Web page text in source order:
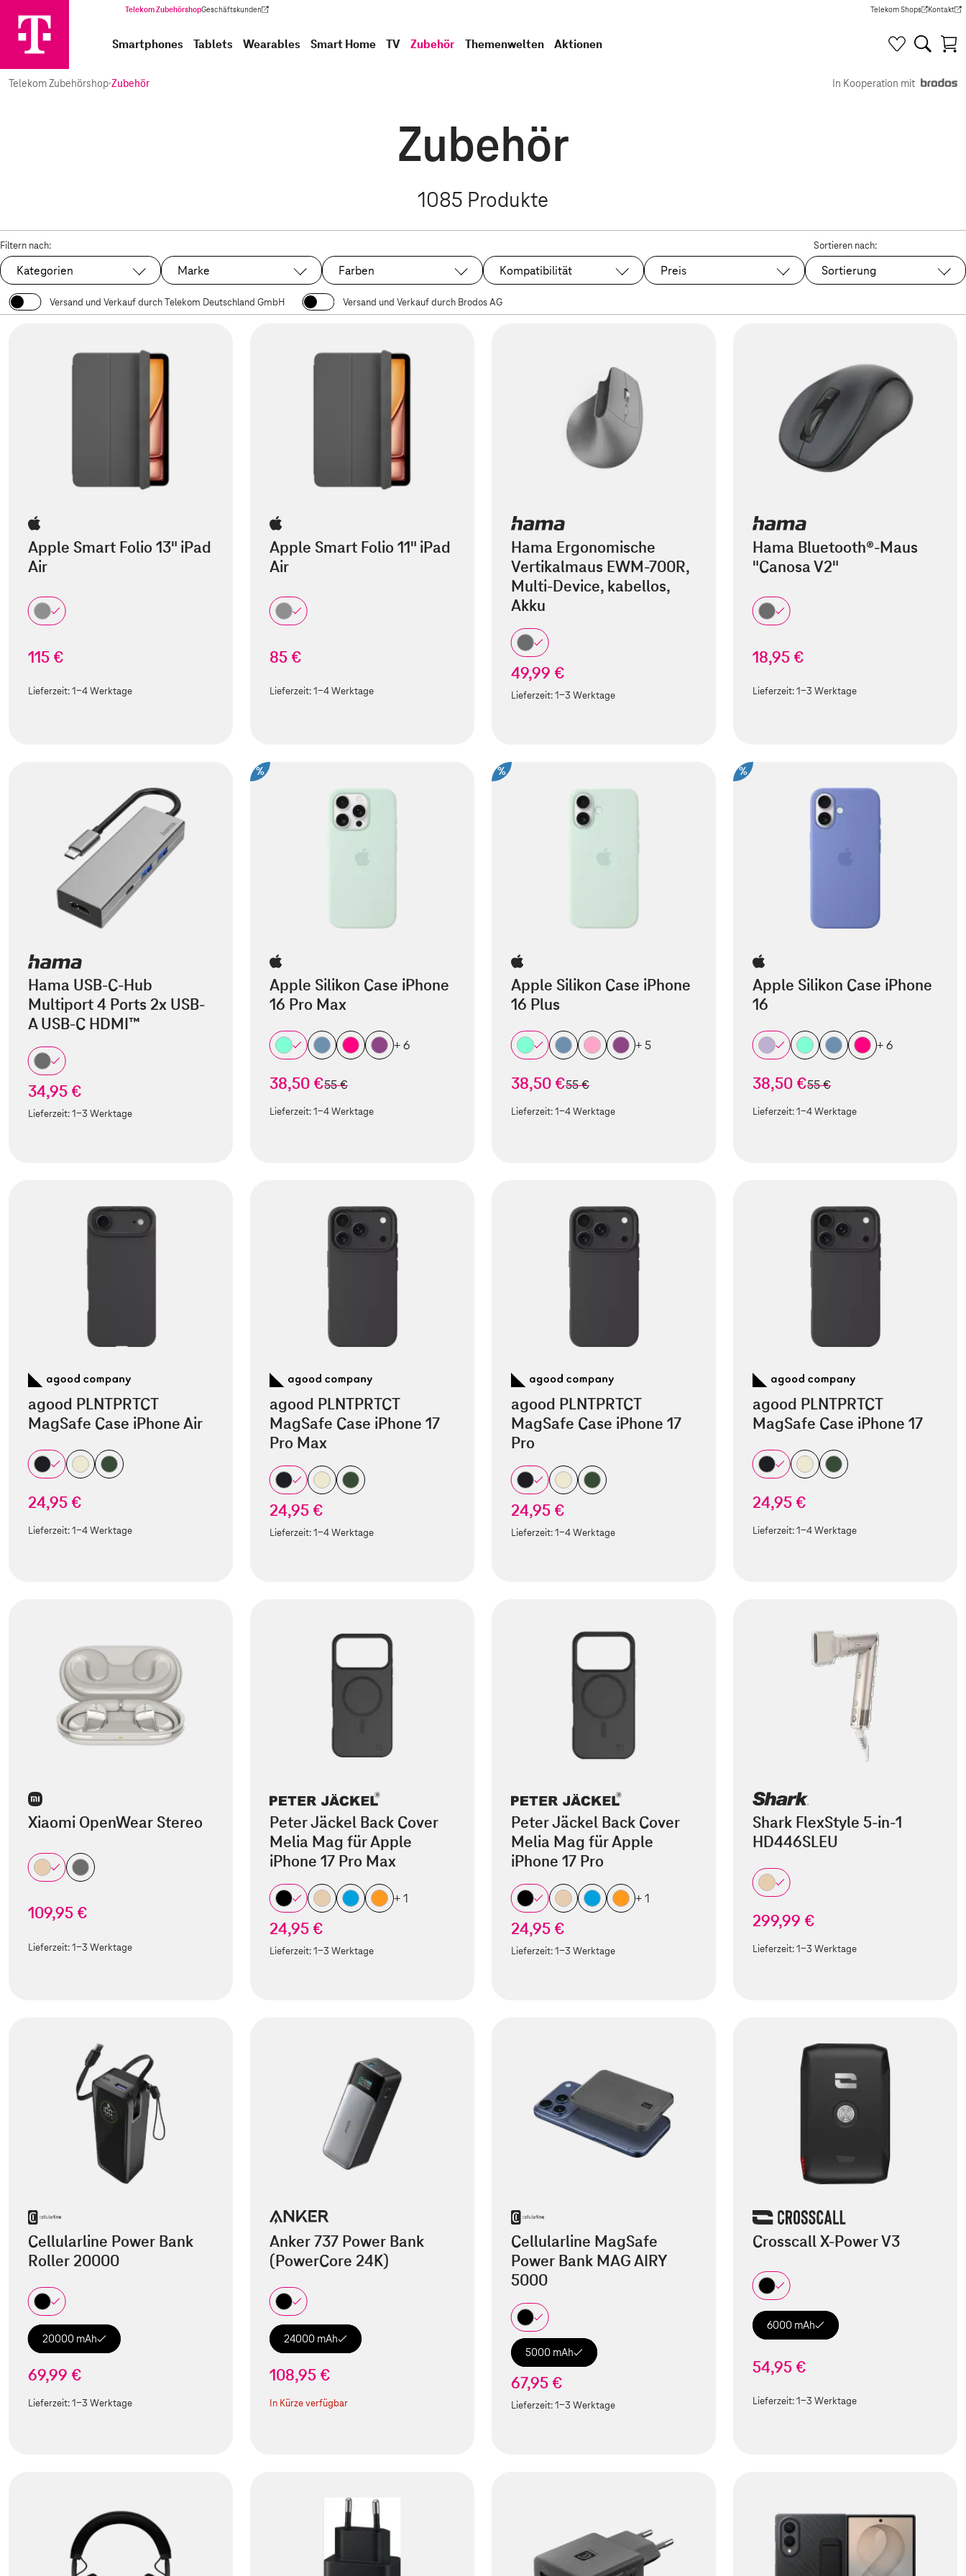
Telekom ZubehörshopGeschäftskunden
(Wird in einem neuen Tab geöffnet) Telekom Shops
(Wird in einem neuen Tab
Kontakt
(Wird in
Smartphones Tablets Wearables Smart Home TV Zubehör Themenwelten Aktionen
Telekom Zubehörshop·Zubehör In Kooperation mit
Zubehör
1085 Produkte
Filtern nach:
Kategorien Marke Farben Kompatibilität Preis
Sortieren nach:
Sortierung
Versand und Verkauf durch Telekom Deutschland GmbH Versand und Verkauf durch Brodos AG
Apple Smart Folio 13" iPad
Air
115 €
Lieferzeit:1-4 Werktage
Apple Smart Folio 11" iPad
Air
85 €
Lieferzeit:1-4 Werktage
Hama Ergonomische
Vertikalmaus EWM-700R,
Multi-Device, kabellos,
Akku
49,99 €
Lieferzeit:1-3 Werktage
Hama Bluetooth®-Maus
"Canosa V2"
18,95 €
Lieferzeit:1-3 Werktage
Hama USB-C-Hub
Multiport 4 Ports 2x USB-
A USB-C HDMI™
34,95 €
Lieferzeit:1-3 Werktage
%
Apple Silikon Case iPhone
16 Pro Max
+ 6
38,50 €statt
55 €
Lieferzeit:1-4 Werktage
%
Apple Silikon Case iPhone
16 Plus
+ 5
38,50 €statt
55 €
Lieferzeit:1-4 Werktage
%
Apple Silikon Case iPhone
16
+ 6
38,50 €statt
55 €
Lieferzeit:1-4 Werktage
agood PLNTPRTCT
MagSafe Case iPhone Air
24,95 €
Lieferzeit:1-4 Werktage
agood PLNTPRTCT
MagSafe Case iPhone 17
Pro Max
24,95 €
Lieferzeit:1-4 Werktage
agood PLNTPRTCT
MagSafe Case iPhone 17
Pro
24,95 €
Lieferzeit:1-4 Werktage
agood PLNTPRTCT
MagSafe Case iPhone 17
24,95 €
Lieferzeit:1-4 Werktage
Xiaomi OpenWear Stereo
109,95 €
Lieferzeit:1-3 Werktage
Peter Jäckel Back Cover
Melia Mag für Apple
iPhone 17 Pro Max
+ 1
24,95 €
Lieferzeit:1-3 Werktage
Peter Jäckel Back Cover
Melia Mag für Apple
iPhone 17 Pro
+ 1
24,95 €
Lieferzeit:1-3 Werktage
Shark FlexStyle 5-in-1
HD446SLEU
299,99 €
Lieferzeit:1-3 Werktage
Cellularline Power Bank
Roller 20000
20000 mAh
69,99 €
Lieferzeit:1-3 Werktage
Anker 737 Power Bank
(PowerCore 24K)
24000 mAh
108,95 €
In Kürze verfügbar
Cellularline MagSafe
Power Bank MAG AIRY
5000
5000 mAh
67,95 €
Lieferzeit:1-3 Werktage
Crosscall X-Power V3
6000 mAh
54,95 €
Lieferzeit:1-3 Werktage